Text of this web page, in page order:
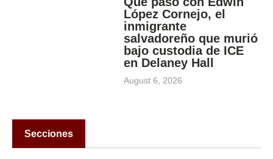
López Cornejo, el
inmigrante
salvadoreño que murió
bajo custodia de ICE
en Delaney Hall
August 6, 2026
Secciones